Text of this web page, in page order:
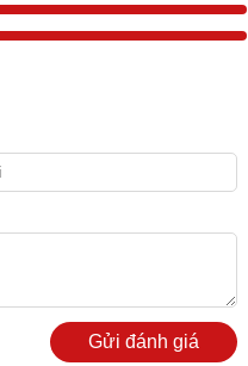
độ chà rửa được duy trì ổn
Gửi đánh giá